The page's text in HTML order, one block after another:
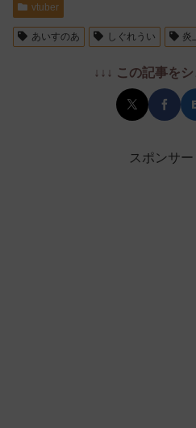
vtuber
あいすのあ しぐれうい 炎
↓↓↓ この記事を
スポンサー